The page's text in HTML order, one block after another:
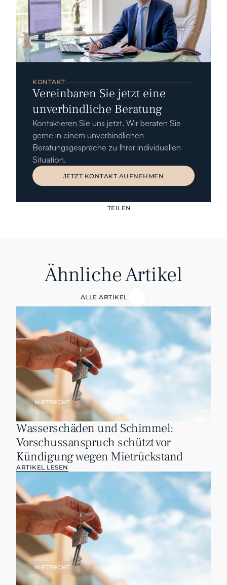
TEILEN
KONTAKT
Vereinbaren Sie jetzt eine
unverbindliche Beratung
Kontaktieren Sie uns jetzt. Wir beraten Sie
gerne in einem unverbindlichen
Beratungsgespräche zu Ihrer individuellen
Situation.
JETZT KONTAKT AUFNEHMEN
Ähnliche Artikel
ALLE ARTIKEL
MIETRECHT
Wasserschäden und Schimmel:
Vorschussanspruch schützt vor
Kündigung wegen Mietrückstand
ARTIKEL LESEN
MIETRECHT